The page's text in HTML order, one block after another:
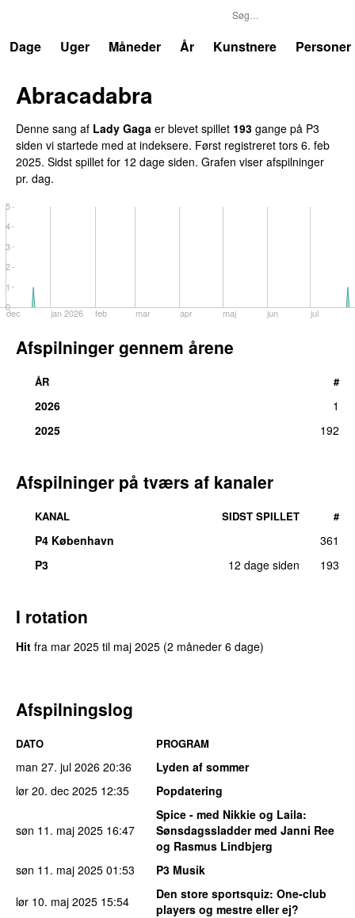
Dage
Uger Måneder År Kunstnere Personer
Abracadabra
Denne sang af Lady Gaga er blevet spillet 193 gange på P3
siden vi startede med at indeksere. Først registreret tors 6. feb
2025. Sidst spillet for 12 dage siden. Grafen viser afspilninger
pr. dag.
dec jan 2026 feb mar apr maj jun jul
0
1
2
3
4
5
Afspilninger gennem årene
ÅR #
2026
1
2025
192
Afspilninger på tværs af kanaler
KANAL SIDST SPILLET #
P4 København
361
P3
12 dage siden 193
I rotation
Hit fra mar 2025 til maj 2025 (2 måneder 6 dage)
Afspilningslog
DATO PROGRAM
man 27. jul 2026 20:36
Lyden af sommer
lør 20. dec 2025 12:35 Popdatering
søn 11. maj 2025 16:47
Spice - med Nikkie og Laila:
Sønsdagssladder med Janni Ree
og Rasmus Lindbjerg
søn 11. maj 2025 01:53
P3 Musik
lør 10. maj 2025 15:54 Den store sportsquiz: One-club
players og mestre eller ej?